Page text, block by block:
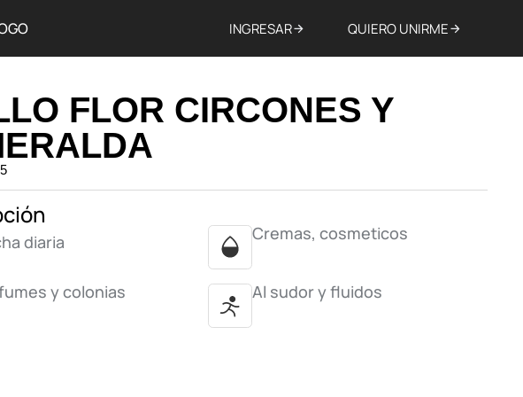
INGRESAR QUIERO UNIRME
FLOR CIRCONES Y
diaria Cremas, cosmeticos
y colonias Al sudor y fluidos